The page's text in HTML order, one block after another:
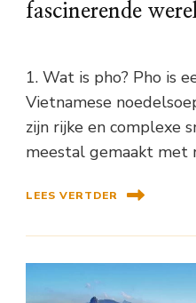
fascinerende
1. Wat is pho? Pho is
Vietnamese
zijn rijke en complexe
meestal gemaakt met
LEES VERTDER